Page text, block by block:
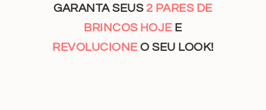
GARANTA SEUS 2 PARES DE
BRINCOS HOJEE
REVOLUCIONEO SEU LOOK!